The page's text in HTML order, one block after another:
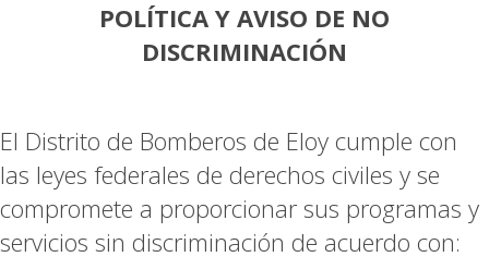
POLÍTICA Y AVISO DE NO
DISCRIMINACIÓN
El Distrito de Bomberos de Eloy cumple con
las leyes federales de derechos civiles y se
compromete a proporcionar sus programas y
servicios sin discriminación de acuerdo con: